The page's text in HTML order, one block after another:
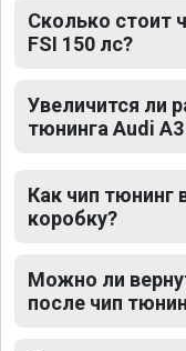
Сколько стоит
FSI 150 лс?
Увеличится ли
тюнинга Audi
Как чип тюнинг
коробку?
Можно ли
после чип